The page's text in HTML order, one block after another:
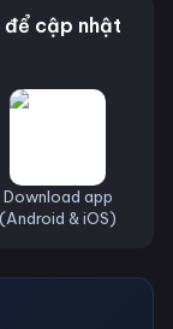
cập nhật
Download app
(Android & iOS)